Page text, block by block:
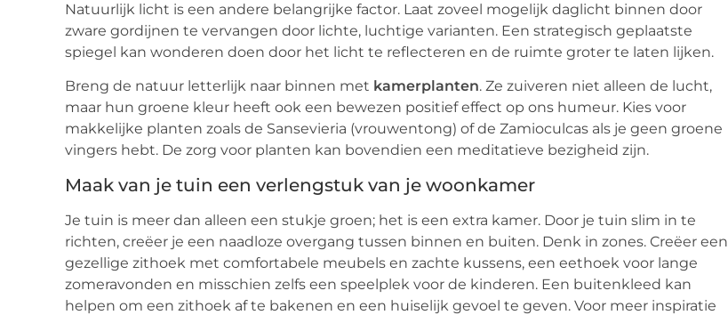
Natuurlijk licht is een andere belangrijke factor. Laat zoveel mogelijk daglicht binnen door
zware gordijnen te vervangen door lichte, luchtige varianten. Een strategisch geplaatste
spiegel kan wonderen doen door het licht te reflecteren en de ruimte groter te laten lijken.
Breng de natuur letterlijk naar binnen met kamerplanten. Ze zuiveren niet alleen de lucht,
maar hun groene kleur heeft ook een bewezen positief effect op ons humeur. Kies voor
makkelijke planten zoals de Sansevieria (vrouwentong) of de Zamioculcas als je geen groene
vingers hebt. De zorg voor planten kan bovendien een meditatieve bezigheid zijn.
Maak van je tuin een verlengstuk van je woonkamer
Je tuin is meer dan alleen een stukje groen; het is een extra kamer. Door je tuin slim in te
richten, creëer je een naadloze overgang tussen binnen en buiten. Denk in zones. Creëer een
gezellige zithoek met comfortabele meubels en zachte kussens, een eethoek voor lange
zomeravonden en misschien zelfs een speelplek voor de kinderen. Een buitenkleed kan
helpen om een zithoek af te bakenen en een huiselijk gevoel te geven. Voor meer inspiratie